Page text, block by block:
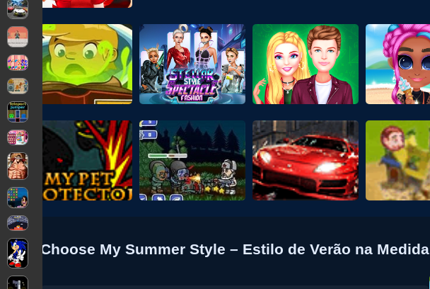
Choose My Summer Style – Estilo de Verão na Medida